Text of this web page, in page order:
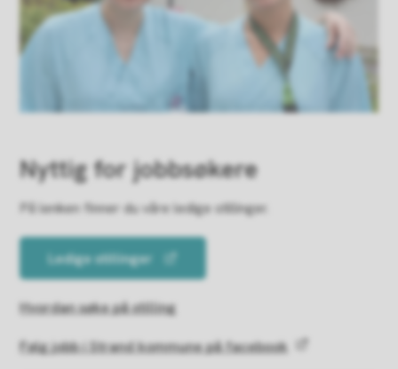
Nyttig for jobbsøkere
På lenken finner du våre ledige stillinger.
Ledige stillinger
Hvordan søke på stilling
Følg jobb i Strand kommune på facebook